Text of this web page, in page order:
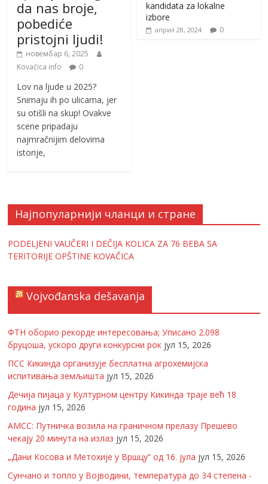
da nas broje,
pobediće
pristojni ljudi!
новембар 6, 2025
Kovačica info
0
Lov na ljude u 2025?
Snimaju ih po ulicama, jer
su otišli na skup! Ovakve
scene pripadaju
najmračnijim delovima
istorije,
kandidata za lokalne
izbore
април 28, 2024 0
Најпопуларнији чланци и стране
PODELJENI VAUČERI I DEČIJA KOLICA ZA 76 BEBA SA
TERITORIJE OPŠTINE KOVAČICA
Vojvođanska dešavanja
ФТН оборио рекорде интересовања; Уписано 2.098
бруцоша, ускоро други конкурсни рок јул 15, 2026
ПСС Кикинда организује бесплатна агрохемијска
испитивања земљишта јул 15, 2026
Дечија пијаца у Културном центру Кикинда траје већ 18
година јул 15, 2026
АМСС: Путничка возила на граничном прелазу Прешево
чекају 20 минута на излаз јул 15, 2026
„Дани Косова и Метохије у Вршцу“ од 16. јула јул 15, 2026
Сунчано и топло у Војводини, температура до 34 степена -